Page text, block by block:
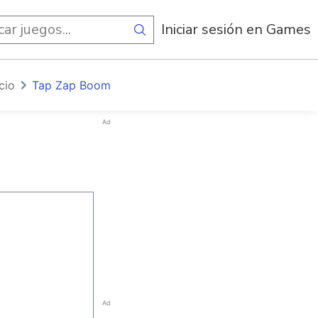
Iniciar sesión en Games
Tap Zap Boom
Ad
Ad